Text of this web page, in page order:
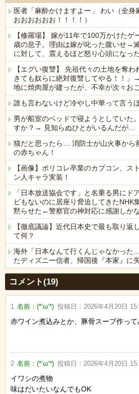
医者「麻酔かけますよー」 わい（全身
おおおおおお！！！！）
【修羅場】 嫁が11年で100万かけたゲ
歳の息子。理由は嫁が叱った腹いせ→
に対して、震えるほど怒り心頭になっ
【エグい復讐】 先祖代々の土地を奪
きても奴らに絶対復讐してやる！！」
地に焼肉屋が建ったが、不幸が次々お
誰も言わないけど冷やし中華って言う
男が船室のベッドで寝ようとしていた
すか？→ 見知らぬひとがいるんだが…
猫だと思ったら… 消防士が山火事から
の赤ちゃん！
【画像】ポリコレ卒業のカプコン、ス
ン人キャラ実装！
「日本放送協会です」と名乗る男に
ビもないのに居座り脅迫してきたNHK
黙らせた←警察官の神対応に感謝しか
【徹底議論】近代日本史で最も取り返
て何？
海外「日本なんて行くんじゃなかった
たディズニー信者、帰国後『本家』に
Powered by livedoor 相互RSS
コメント(19)
1 名前：(*‘ω‘*) 投稿日： 2026年4月20日
赤ワイン煮込みとか、豚骨スープ作って
2 名前：(*‘ω‘*) 投稿日： 2026年4月20日
イワシの煮物
味はだいたいなんでもOK